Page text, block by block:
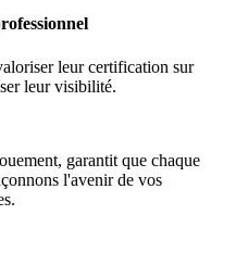
leur certification sur
leur visibilité.
garantit que chaque
l'avenir de vos